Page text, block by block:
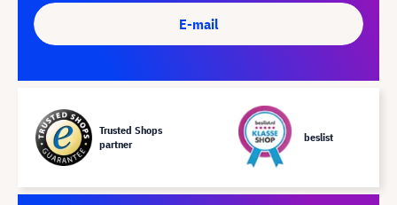
E-mail
Trusted Shops
partner
beslist